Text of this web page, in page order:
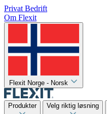
Privat Bedrift
Om Flexit
Flexit Norge - Norsk
Produkter Velg riktig løsning